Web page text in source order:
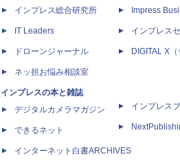
インプレス総合研究所
IT Leaders
ドローンジャーナル
ネッ担お悩み相談室
インプレスの本と雑誌
デジタルカメラマガジン
できるネット
インターネット白書ARCHIVES
Impress
インプレス
DIGITAL X
インプレス